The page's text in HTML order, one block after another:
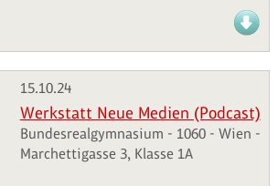
15.10.24
Werkstatt Neue Medien (Podcast)
Bundesrealgymnasium - 1060 - Wien -
Marchettigasse 3, Klasse 1A